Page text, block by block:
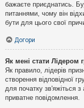
бажаєте приєднатись.
питаннями, чому він
бути для цього свої
Догори
Як мені стати Лідером
Як правило, лідерів
створення відповідної
для початку зв'яжіться
приватне повідомлення.